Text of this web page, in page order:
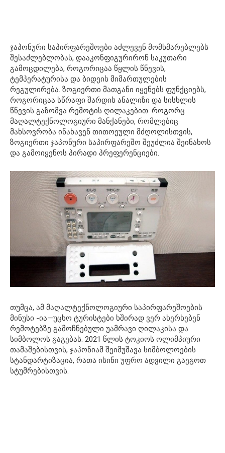
ჯაპონური საპირფარეშოები აძლევენ მომხმარებლებს
შესაძლებლობას, დააკონფიგურირონ საკუთარი
გამოცდილება, როგორიცაა წყლის წნევის,
ტემპერატურისა და ბიდეის მიმართულების
რეგულირება. ზოგიერთი მათგანი იყენებს ფუნქციებს,
როგორიცაა სწრაფი შარდის ანალიზი და სისხლის
წნევის გაზომვა რემოტის ღილაკებით. როგორც
მაღალტექნოლოგიური მანქანები, რომლებიც
მახსოვრობა ინახავენ თითოეული მძღოლისთვის,
ზოგიერთი ჯაპონური საპირფარეშო შეუძლია შეინახოს
და გამოიყენოს პირადი პრეფერენციები.
თუმცა, ამ მაღალტექნოლოგიური საპირფარეშოების
მინუსი -ია—უცხო ტურისტები ხშირად ვერ ახერხებენ
რემოტებზე გამოჩნებული უამრავი ღილაკისა და
სიმბოლოს გაგებას. 2021 წლის ტოკიოს ოლიმპიური
თამაშებისთვის, ჯაპონიამ შეიმუშავა სიმბოლოების
სტანდარტიზაცია, რათა ისინი უფრო ადვილი გაეგოთ
სტუმრებისთვის.